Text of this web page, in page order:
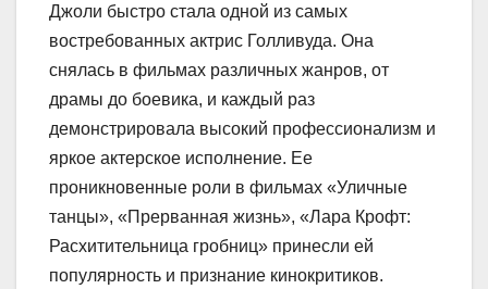
Джоли быстро стала одной из самых
востребованных актрис Голливуда. Она
снялась в фильмах различных жанров, от
драмы до боевика, и каждый раз
демонстрировала высокий профессионализм и
яркое актерское исполнение. Ее
проникновенные роли в фильмах «Уличные
танцы», «Прерванная жизнь», «Лара Крофт:
Расхитительница гробниц» принесли ей
популярность и признание кинокритиков.